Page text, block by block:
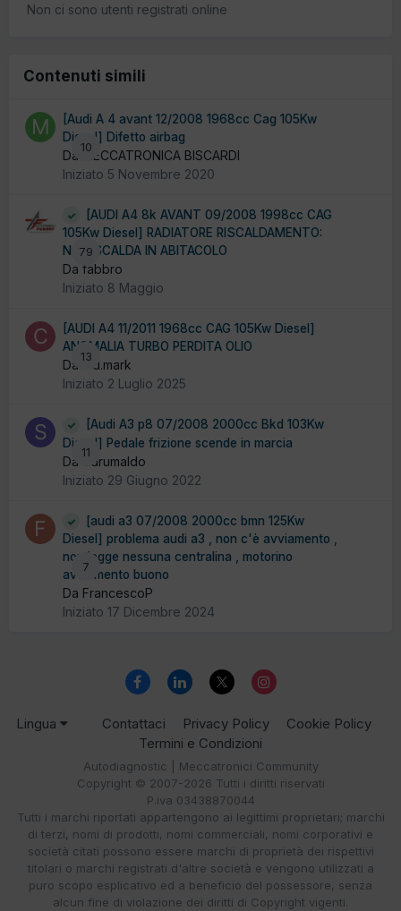
Non ci sono utenti registrati online
Contenuti simili
10
[Audi A 4 avant 12/2008 1968cc Cag 105Kw
Diesel] Difetto airbag
Da MECCATRONICA BISCARDI
Iniziato 5 Novembre 2020
79
[AUDI A4 8k AVANT 09/2008 1998cc CAG
105Kw Diesel] RADIATORE RISCALDAMENTO:
NON SCALDA IN ABITACOLO
Da fabbro
Iniziato 8 Maggio
13
[AUDI A4 11/2011 1968cc CAG 105Kw Diesel]
ANOMALIA TURBO PERDITA OLIO
Da c.d.mark
Iniziato 2 Luglio 2025
11
[Audi A3 p8 07/2008 2000cc Bkd 103Kw
Diesel] Pedale frizione scende in marcia
Da Sdrumaldo
Iniziato 29 Giugno 2022
7
[audi a3 07/2008 2000cc bmn 125Kw
Diesel] problema audi a3 , non c'è avviamento ,
non legge nessuna centralina , motorino
avviamento buono
Da FrancescoP
Iniziato 17 Dicembre 2024
Lingua Contattaci Privacy Policy
Cookie Policy
Termini e Condizioni
Autodiagnostic | Meccatronici Community
Copyright © 2007-2026 Tutti i diritti riservati
P.iva 03438870044
Tutti i marchi riportati appartengono ai legittimi proprietari; marchi
di terzi, nomi di prodotti, nomi commerciali, nomi corporativi e
società citati possono essere marchi di proprietà dei rispettivi
titolari o marchi registrati d'altre società e vengono utilizzati a
puro scopo esplicativo ed a beneficio del possessore, senza
alcun fine di violazione dei diritti di Copyright vigenti.